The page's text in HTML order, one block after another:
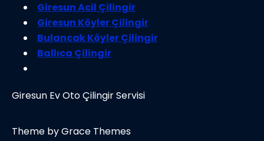
Giresun Acil Çilingir
Giresun Köyler Çilingir
Bulancak Köyler Çilingir
Ballıca Çilingir
Giresun Ev Oto Çilingir Servisi
Theme by Grace Themes